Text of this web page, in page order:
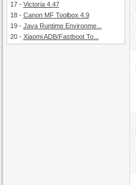
17- Victoria 4.47
18- Canon MF Toolbox 4.9
19- Java Runtime Environme...
20- Xiaomi ADB/Fastboot To...